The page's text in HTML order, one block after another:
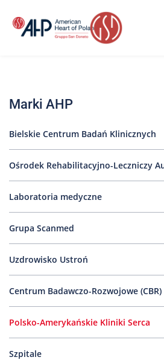
treści
Strefa
Edukacja
Pacjenta
Marki
o
Kariera
Galeria
Marki AHP
Polsko-Amerykańskie Kliniki Serca
Centrum Badawczo-Rozwojowe (CBR)
Uzdrowisko Ustroń
Szpitale
Laboratoria medyczne
Bielskie Centrum Badań Klinicznych
Grupa Scanmed
Ośrodek Rehabilitacyjno-Leczniczy